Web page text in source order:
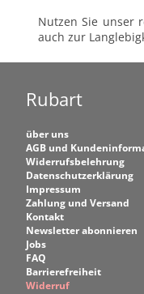
Nutzen Sie unser
auch zur
Rubart
über uns
AGB und
Widerrufsbelehrung
Datenschutzerklärung
Impressum
Zahlung und Versand
Kontakt
Newsletter abonnieren
Jobs
FAQ
Barrierefreiheit
Widerruf